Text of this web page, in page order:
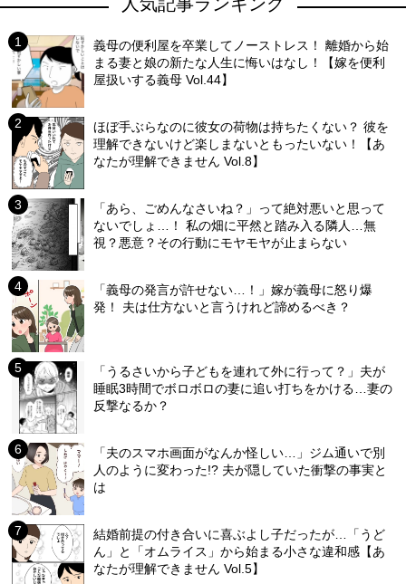
義母の便利屋を卒業してノーストレス！ 離婚から始
まる妻と娘の新たな人生に悔いはなし！【嫁を便利
屋扱いする義母 Vol.44】
ほぼ手ぶらなのに彼女の荷物は持ちたくない？ 彼を
理解できないけど楽しまないともったいない！【あ
なたが理解できません Vol.8】
「あら、ごめんなさいね？」って絶対悪いと思って
ないでしょ…！ 私の畑に平然と踏み入る隣人…無
視？悪意？その行動にモヤモヤが止まらない
「義母の発言が許せない…！」嫁が義母に怒り爆
発！ 夫は仕方ないと言うけれど諦めるべき？
「うるさいから子どもを連れて外に行って？」夫が
睡眠3時間でボロボロの妻に追い打ちをかける…妻の
反撃なるか？
「夫のスマホ画面がなんか怪しい…」ジム通いで別
人のように変わった!? 夫が隠していた衝撃の事実と
は
結婚前提の付き合いに喜ぶよし子だったが…「うど
ん」と「オムライス」から始まる小さな違和感【あ
なたが理解できません Vol.5】